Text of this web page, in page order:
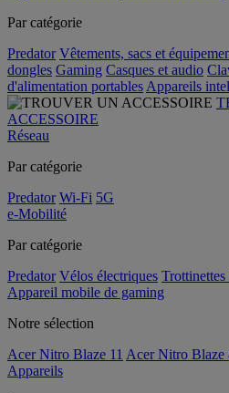
Par catégorie
Predator Vêtements, sacs et
dongles Gaming Casques et audio
d'alimentation portables Appareils
ACCESSOIRE
Réseau
Par catégorie
Predator Wi-Fi 5G
e-Mobilité
Par catégorie
Predator Vélos électriques Trottinettes
Appareil mobile de gaming
Notre sélection
Acer Nitro Blaze 11 Acer Nitro Blaze
Appareils